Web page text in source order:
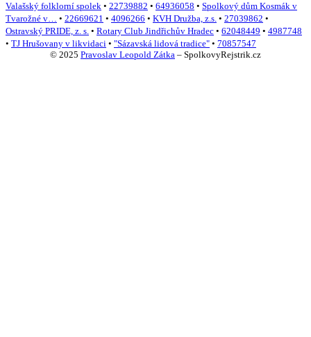
Valašský folklorní spolek • 22739882 • 64936058 • Spolkový dům Kosmák v
Tvarožné v… • 22669621 • 4096266 • KVH Družba, z.s. • 27039862 •
Ostravský PRIDE, z. s. • Rotary Club Jindřichův Hradec • 62048449 • 4987748
• TJ Hrušovany v likvidaci • "Sázavská lidová tradice" • 70857547
© 2025 Pravoslav Leopold Zátka – SpolkovyRejstrik.cz